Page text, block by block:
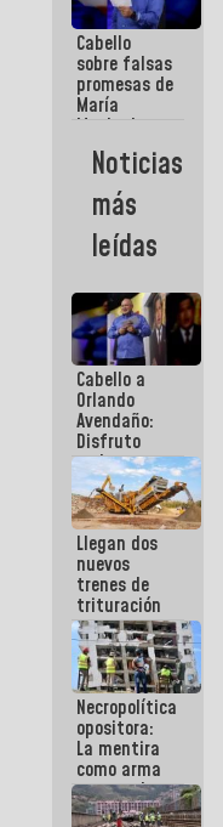
política más
sólida de
Venezuela
Cabello
sobre falsas
promesas de
María
Machado:
¿Quién le
puede creer?
¿Y la gente
que ella iba
a salvar en
La Guaira?
Noticias
más
leídas
Cabello a
Orlando
Avendaño:
Disfruto
cada vez
que escribes
porque lo
que haces
es
embarrarla
Llegan dos
nuevos
trenes de
trituración
para
optimizar
manejo de
escombros
en La Guaira
Necropolítica
opositora:
La mentira
como arma
contra el
Pueblo